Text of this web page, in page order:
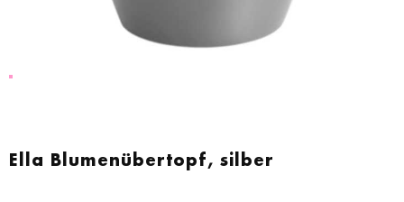
Ella Blumenübertopf, silber
Anfang